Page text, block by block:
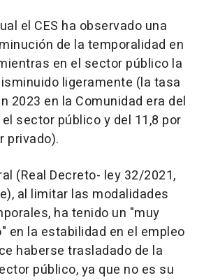
el CES ha observado una
de la temporalidad en
en el sector público la
ligeramente (la tasa
2023 en la Comunidad era del
sector público y del 11,8 por
privado).
(Real Decreto- ley 32/2021,
al limitar las modalidades
ha tenido un "muy
en la estabilidad en el empleo
haberse trasladado de la
público, ya que no es su